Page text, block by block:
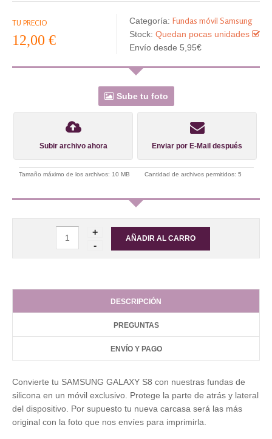
TU PRECIO
12,00 €
Categoría: Fundas móvil Samsung
Stock: Quedan pocas unidades
Envío desde 5,95€
Sube tu foto
Subir archivo ahora Enviar por E-Mail después
Tamaño máximo de los archivos: 10 MB Cantidad de archivos permitidos: 5
DESCRIPCIÓN
PREGUNTAS
ENVÍO Y PAGO
Convierte tu SAMSUNG GALAXY S8 con nuestras fundas de
silicona en un móvil exclusivo. Protege la parte de atrás y lateral
del dispositivo. Por supuesto tu nueva carcasa será las más
original con la foto que nos envíes para imprimirla.